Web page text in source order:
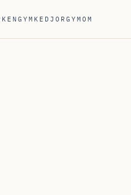
GYMKEDJORGYMOM